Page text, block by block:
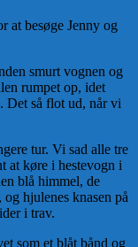
at besøge Jenny og
smurt vognen og
rumpet op, idet
Det så flot ud, når vi
tur. Vi sad alle tre
at køre i hestevogn i
blå himmel, de
hjulenes knasen på
i trav.
som et blåt bånd og